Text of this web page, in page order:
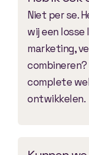
Niet per se.
wij een losse
marketing,
combineren?
complete
ontwikkelen.